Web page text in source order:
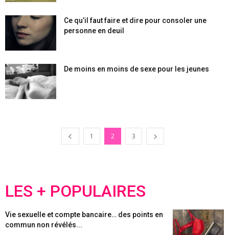
Ce qu’il faut faire et dire pour consoler une
personne en deuil
De moins en moins de sexe pour les jeunes
1 2 3
LES + POPULAIRES
Vie sexuelle et compte bancaire… des points en
commun non révélés...